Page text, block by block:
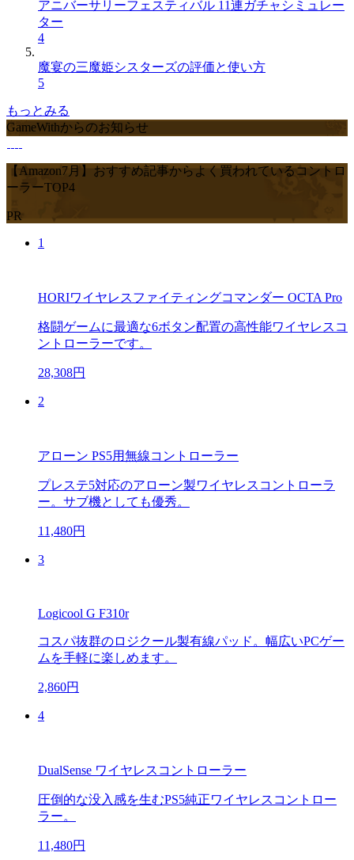
アニバーサリーフェスティバル 11連ガチャシミュレー
ター
4
魔宴の三魔姫シスターズの評価と使い方
5
もっとみる
GameWithからのお知らせ
【Amazon7月】おすすめ記事からよく買われているコントロ
ーラーTOP4
PR
1
HORIワイヤレスファイティングコマンダー OCTA Pro
格闘ゲームに最適な6ボタン配置の高性能ワイヤレスコ
ントローラーです。
28,308円
2
アローン PS5用無線コントローラー
プレステ5対応のアローン製ワイヤレスコントローラ
ー。サブ機としても優秀。
11,480円
3
Logicool G F310r
コスパ抜群のロジクール製有線パッド。幅広いPCゲー
ムを手軽に楽しめます。
2,860円
4
DualSense ワイヤレスコントローラー
圧倒的な没入感を生むPS5純正ワイヤレスコントロー
ラー。
11,480円